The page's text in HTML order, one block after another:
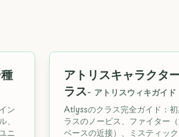
ン
ニ
アトリスキャラクタ
ラス- アトリスウィキガイド
Atlyssのクラス完全ガイド：初
ラスのノービス、ファイター
ベースの近接）、ミスティッ